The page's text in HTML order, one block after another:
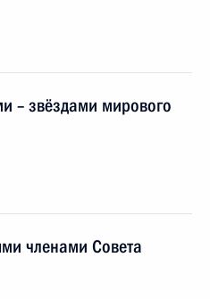
– звёздами мирового
членами Совета